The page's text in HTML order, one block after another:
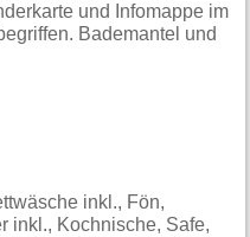
und Infomappe im
Bademantel und
inkl., Fön,
inkl., Kochnische, Safe,